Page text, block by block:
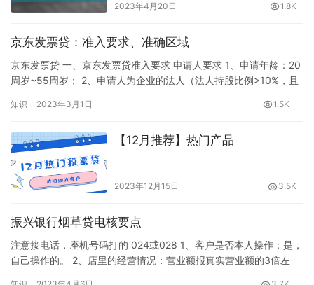
2023年4月20日 1.8K
京东发票贷：准入要求、准确区域
京东发票贷 一、京东发票贷准入要求 申请人要求 1、申请年龄：20
周岁~55周岁； 2、申请人为企业的法人（法人持股比例>10%，且
人变更记录。 企业要求 1、企业成立时长≥12个月； 2、主营业务近
无执行、无诉讼及无重大负面信息； 4、…
知识 2023年3月1日 1.5K
【12月推荐】热门产品
2023年12月15日 3.5K
振兴银行烟草贷电核要点
注意接电话，座机号码打的 024或028 1、客户是否本人操作：是，
自己操作的。 2、店里的经营情况：营业额报真实营业额的3倍左